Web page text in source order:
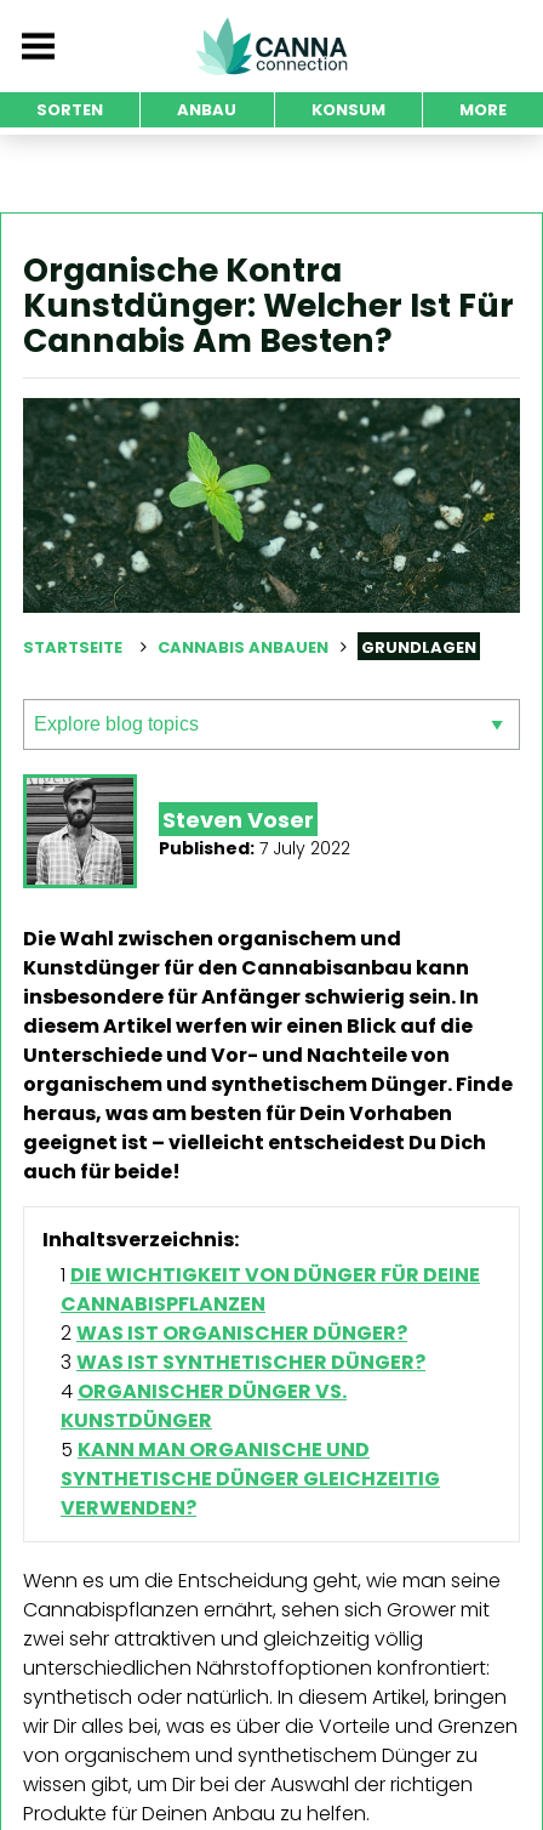
SORTEN ANBAU KONSUM MORE
Organische Kontra
Kunstdünger: Welcher Ist Für
Cannabis Am Besten?
STARTSEITE CANNABIS ANBAUEN GRUNDLAGEN
Steven Voser
Published: 7 July 2022
Die Wahl zwischen organischem und
Kunstdünger für den Cannabisanbau kann
insbesondere für Anfänger schwierig sein. In
diesem Artikel werfen wir einen Blick auf die
Unterschiede und Vor- und Nachteile von
organischem und synthetischem Dünger. Finde
heraus, was am besten für Dein Vorhaben
geeignet ist – vielleicht entscheidest Du Dich
auch für beide!
Inhaltsverzeichnis:
DIE WICHTIGKEIT VON DÜNGER FÜR DEINE
CANNABISPFLANZEN
WAS IST ORGANISCHER DÜNGER?
WAS IST SYNTHETISCHER DÜNGER?
ORGANISCHER DÜNGER VS.
KUNSTDÜNGER
KANN MAN ORGANISCHE UND
SYNTHETISCHE DÜNGER GLEICHZEITIG
VERWENDEN?
Wenn es um die Entscheidung geht, wie man seine
Cannabispflanzen ernährt, sehen sich Grower mit
zwei sehr attraktiven und gleichzeitig völlig
unterschiedlichen Nährstoffoptionen konfrontiert:
synthetisch oder natürlich. In diesem Artikel, bringen
wir Dir alles bei, was es über die Vorteile und Grenzen
von organischem und synthetischem Dünger zu
wissen gibt, um Dir bei der Auswahl der richtigen
Produkte für Deinen Anbau zu helfen.